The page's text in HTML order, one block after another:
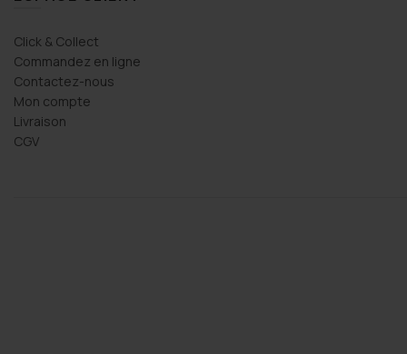
Click & Collect
Commandez en ligne
Contactez-nous
Mon compte
Livraison
CGV